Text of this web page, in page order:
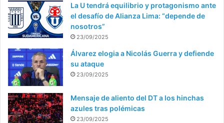
La U tendrá equilibrio y protagonismo ante
el desafío de Alianza Lima: “depende de
nosotros”
23/09/2025
Álvarez elogia a Nicolás Guerra y defiende
su ataque
23/09/2025
Mensaje de aliento del DT a los hinchas
azules tras polémicas
23/09/2025